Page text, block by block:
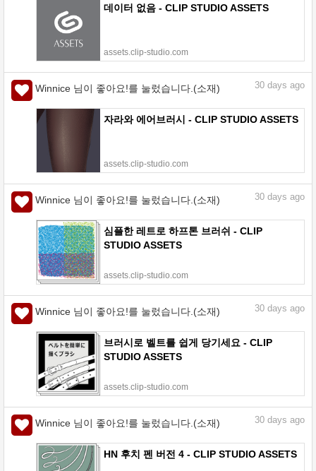
데이터 없음 - CLIP STUDIO ASSETS
assets.clip-studio.com
Winnice 님이 좋아요!를 눌렀습니다.(소재) 30 days ago
자라와 에어브러시 - CLIP STUDIO ASSETS
assets.clip-studio.com
Winnice 님이 좋아요!를 눌렀습니다.(소재) 30 days ago
심플한 레트로 하프톤 브러쉬 - CLIP
STUDIO ASSETS
assets.clip-studio.com
Winnice 님이 좋아요!를 눌렀습니다.(소재) 30 days ago
브러시로 벨트를 쉽게 당기세요 - CLIP
STUDIO ASSETS
assets.clip-studio.com
Winnice 님이 좋아요!를 눌렀습니다.(소재) 30 days ago
HN 후치 펜 버전 4 - CLIP STUDIO ASSETS